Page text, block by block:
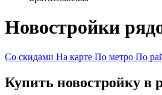
Новостройки
Со скидами На карте По метро По
Купить новостройку в